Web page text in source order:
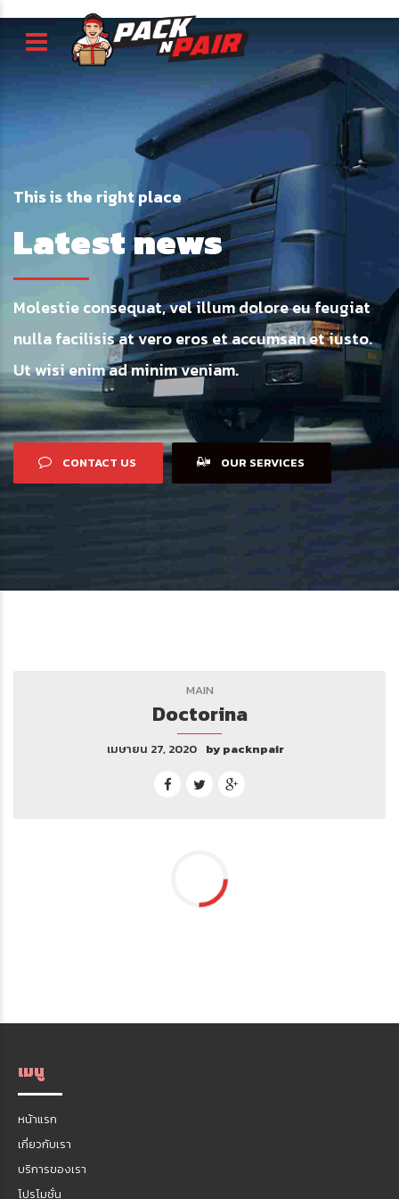
This is the right place
Latest news
Molestie consequat, vel illum dolore eu feugiat
nulla facilisis at vero eros et accumsan et iusto.
Ut wisi enim ad minim veniam.
CONTACT US OUR SERVICES
MAIN
Doctorina
เมษายน 27, 2020 by packnpair
เมนู
หน้าแรก
เกี่ยวกับเรา
บริการของเรา
โปรโมชั่น